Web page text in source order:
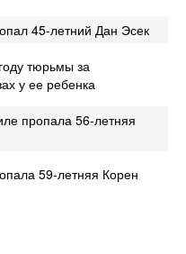
45-летний Дан Эсек
тюрьмы за
у ее ребенка
пропала 56-летняя
59-летняя Корен